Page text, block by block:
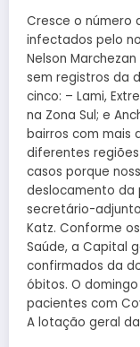
Cresce o número
infectados pelo
Nelson
sem registros da
cinco: – Lami,
na Zona Sul; e
bairros com mais
diferentes
casos porque
deslocamento da
secretário-
Katz. Conforme
Saúde, a Capital
confirmados da
óbitos. O
pacientes com
A lotação geral